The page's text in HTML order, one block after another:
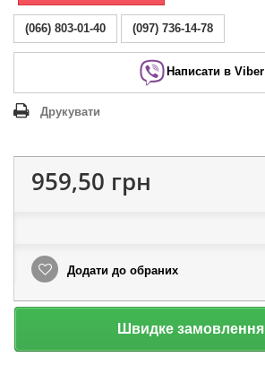
(066) 803-01-40 (097) 736-14-78
Написати в Viber
Друкувати
959,50 грн
Додати до обраних
Швидке замовлення